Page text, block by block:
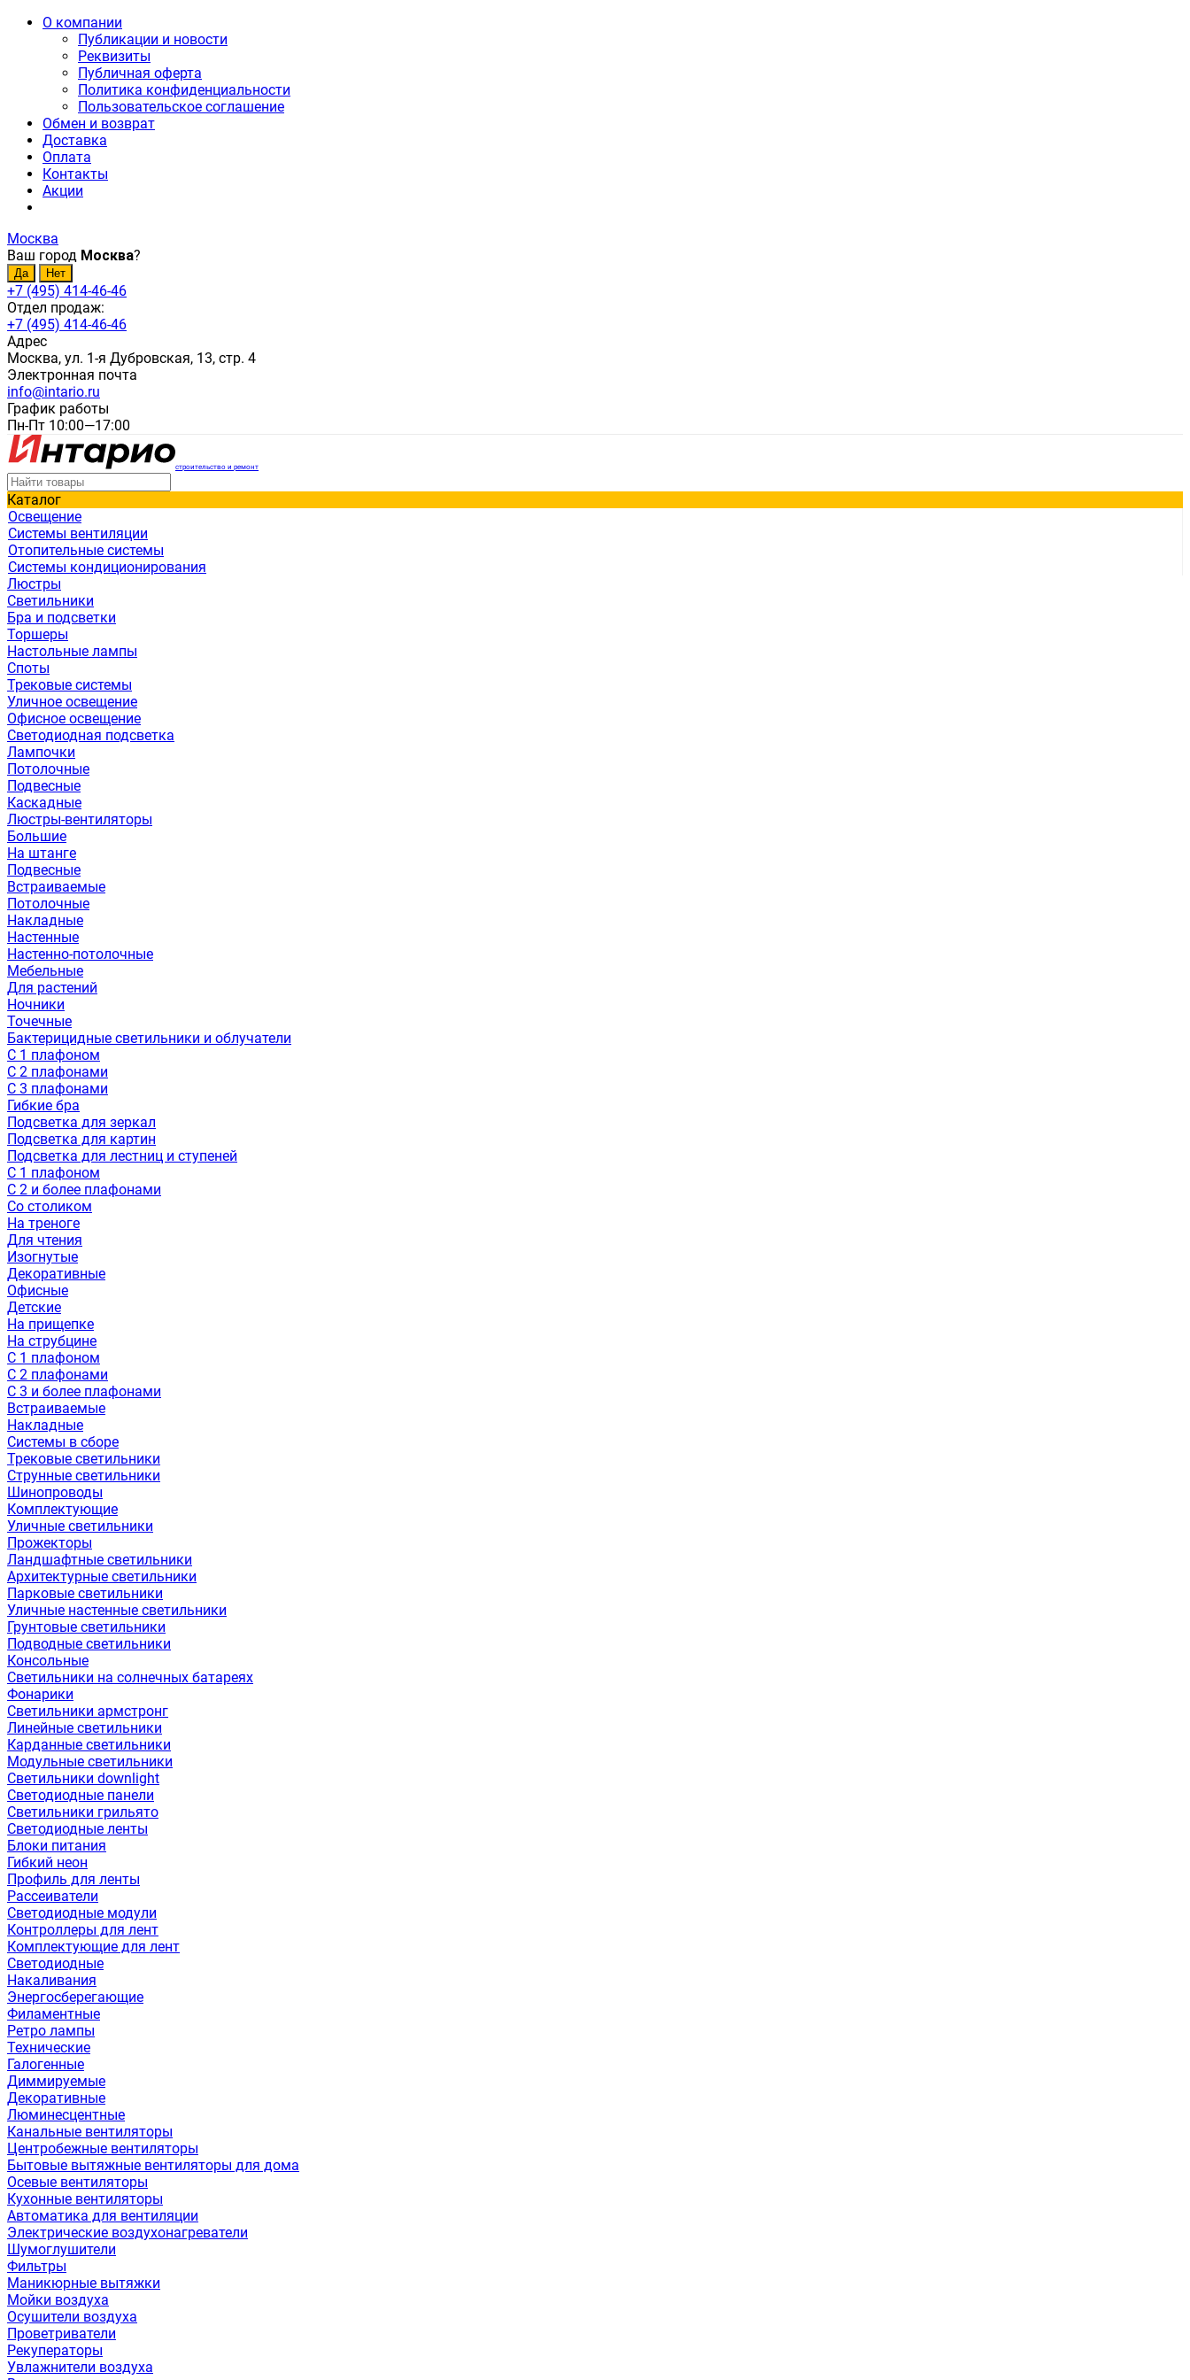
О компании
Публикации и новости
Реквизиты
Публичная оферта
Политика конфиденциальности
Пользовательское соглашение
Обмен и возврат
Доставка
Оплата
Контакты
Акции
Москва
Ваш город Москва?
+7 (495) 414-46-46
Отдел продаж:
+7 (495) 414-46-46
Адрес
Москва, ул. 1-я Дубровская, 13, стр. 4
Электронная почта
info@intario.ru
График работы
Пн-Пт 10:00—17:00
строительство и ремонт
Каталог
Освещение
Системы вентиляции
Отопительные системы
Системы кондиционирования
Люстры
Светильники
Бра и подсветки
Торшеры
Настольные лампы
Споты
Трековые системы
Уличное освещение
Офисное освещение
Светодиодная подсветка
Лампочки
Потолочные
Подвесные
Каскадные
Люстры-вентиляторы
Большие
На штанге
Подвесные
Встраиваемые
Потолочные
Накладные
Настенные
Настенно-потолочные
Мебельные
Для растений
Ночники
Точечные
Бактерицидные светильники и облучатели
С 1 плафоном
С 2 плафонами
С 3 плафонами
Гибкие бра
Подсветка для зеркал
Подсветка для картин
Подсветка для лестниц и ступеней
С 1 плафоном
С 2 и более плафонами
Со столиком
На треноге
Для чтения
Изогнутые
Декоративные
Офисные
Детские
На прищепке
На струбцине
С 1 плафоном
С 2 плафонами
С 3 и более плафонами
Встраиваемые
Накладные
Системы в сборе
Трековые светильники
Струнные светильники
Шинопроводы
Комплектующие
Уличные светильники
Прожекторы
Ландшафтные светильники
Архитектурные светильники
Парковые светильники
Уличные настенные светильники
Грунтовые светильники
Подводные светильники
Консольные
Светильники на солнечных батареях
Фонарики
Светильники армстронг
Линейные светильники
Карданные светильники
Модульные светильники
Светильники downlight
Светодиодные панели
Светильники грильято
Светодиодные ленты
Блоки питания
Гибкий неон
Профиль для ленты
Рассеиватели
Светодиодные модули
Контроллеры для лент
Комплектующие для лент
Светодиодные
Накаливания
Энергосберегающие
Филаментные
Ретро лампы
Технические
Галогенные
Диммируемые
Декоративные
Люминесцентные
Канальные вентиляторы
Центробежные вентиляторы
Бытовые вытяжные вентиляторы для дома
Осевые вентиляторы
Кухонные вентиляторы
Автоматика для вентиляции
Электрические воздухонагреватели
Шумоглушители
Фильтры
Маникюрные вытяжки
Мойки воздуха
Осушители воздуха
Проветриватели
Рекуператоры
Увлажнители воздуха